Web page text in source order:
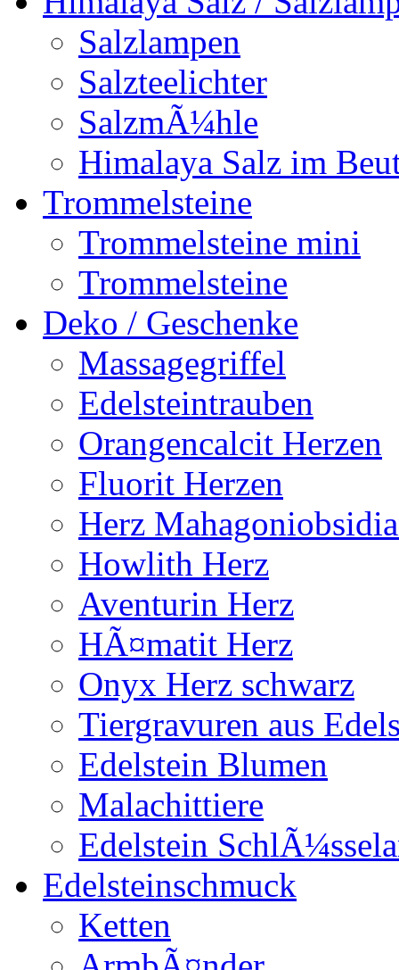
Salzlampen
Salzteelichter
SalzmÃ¼hle
Himalaya Salz im
Trommelsteine
Trommelsteine mini
Trommelsteine
Deko / Geschenke
Massagegriffel
Edelsteintrauben
Orangencalcit Herzen
Fluorit Herzen
Herz
Howlith Herz
Aventurin Herz
HÃ¤matit Herz
Onyx Herz schwarz
Tiergravuren aus
Edelstein Blumen
Malachittiere
Edelstein
Edelsteinschmuck
Ketten